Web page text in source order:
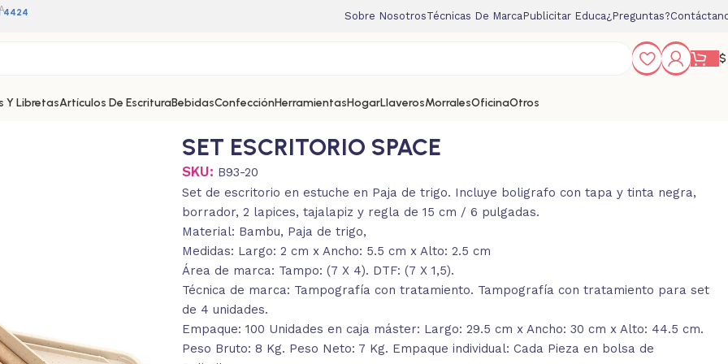
4424 Sobre NosotrosTécnicas De MarcaPublicitar Educa¿Preguntas?
$
Y LibretasArtículos De EscrituraBebidasConfecciónHerramientasHogarLlaverosMorralesOficinaOtros
SET ESCRITORIO SPACE
SKU: B93-20
Set de escritorio en estuche en Paja de trigo. Incluye boligrafo con tapa y tinta negra,
borrador, 2 lapices, tajalapiz y regla de 15 cm / 6 pulgadas.
Material: Bambu, Paja de trigo,
Medidas: Largo: 2 cm x Ancho: 5.5 cm x Alto: 2.5 cm
Área de marca: Tampo: (7 X 4). DTF: (7 X 1,5).
Técnica de marca: Tampografía con tratamiento. Tampografía con tratamiento para set
de 4 unidades.
Empaque: 100 Unidades en caja máster: Largo: 29.5 cm x Ancho: 30 cm x Alto: 44.5 cm.
Peso Bruto: 8 Kg. Peso Neto: 7 Kg. Empaque individual: Cada Pieza en bolsa de